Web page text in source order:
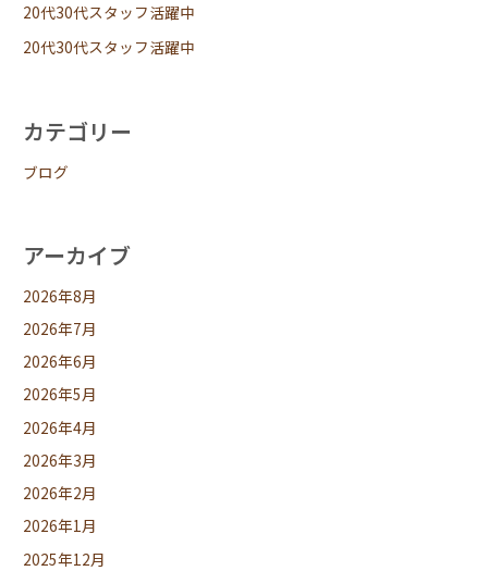
20代30代スタッフ活躍中
20代30代スタッフ活躍中
カテゴリー
ブログ
アーカイブ
2026年8月
2026年7月
2026年6月
2026年5月
2026年4月
2026年3月
2026年2月
2026年1月
2025年12月